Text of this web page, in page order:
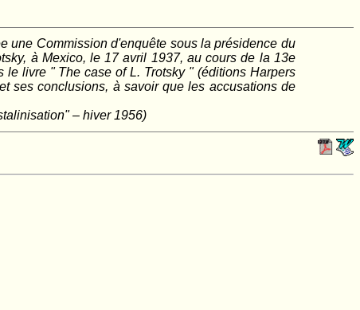
une Commission d'enquête sous la présidence du
à Mexico, le 17 avril 1937, au cours de la 13e
livre " The case of L. Trotsky " (éditions Harpers
ses conclusions, à savoir que les accusations de
– hiver 1956)